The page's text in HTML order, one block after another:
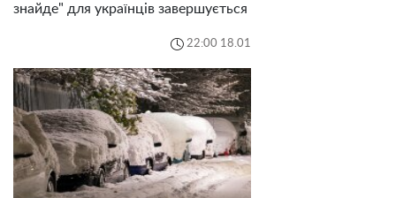
знайде" для українців завершується
22:00 18.01